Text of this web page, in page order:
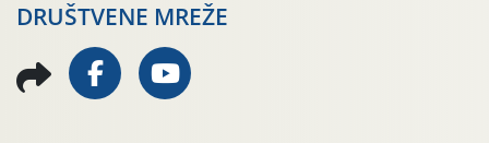
DRUŠTVENE MREŽE